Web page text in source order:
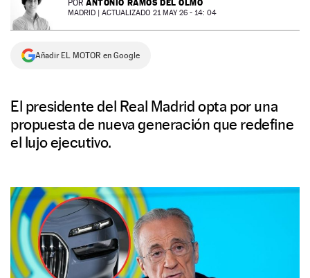
NEWSLETTER
SÍGUENOS
POR ANTONIO RAMOS DEL OLMO
MADRID | ACTUALIZADO 21 MAY 26 - 14: 04
Añadir EL MOTOR en Google
El presidente del Real Madrid opta por una
propuesta de nueva generación que redefine
el lujo ejecutivo.